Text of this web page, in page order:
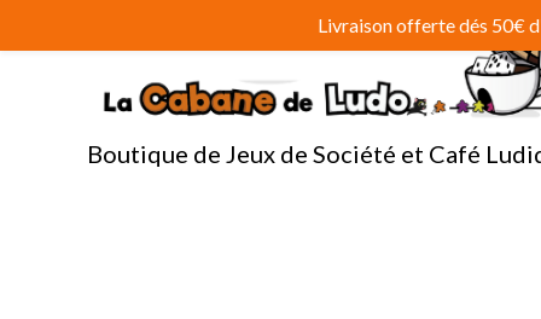
au
Boutique de Jeux de Société et Café
Livraison offerte dés 50€